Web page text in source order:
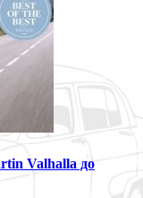
Valhalla до